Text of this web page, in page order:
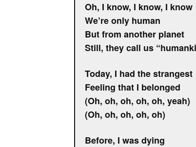
Oh, I know, I know, I know
We’re only human
But from another planet
Still, they call us
Today, I had the strangest
Feeling that I belonged
(Oh, oh, oh, oh, oh, yeah)
(Oh, oh, oh, oh, oh)
Before, I was dying